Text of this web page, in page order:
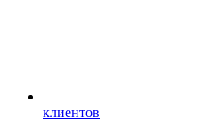
клиентов